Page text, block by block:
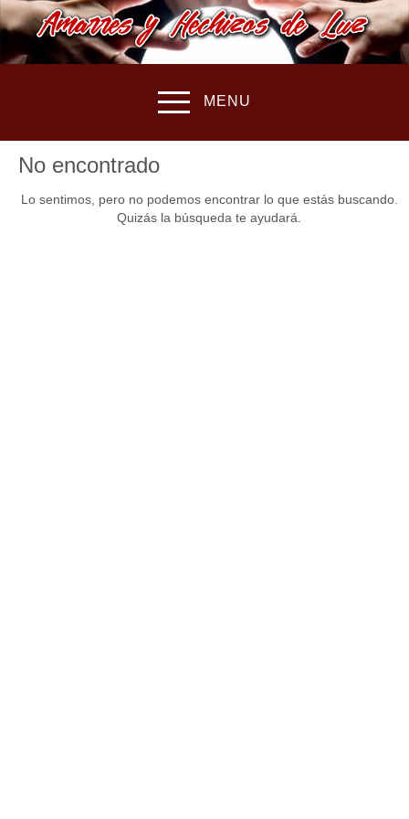
MENU
No encontrado
Lo sentimos, pero no podemos encontrar lo que estás buscando.
Quizás la búsqueda te ayudará.